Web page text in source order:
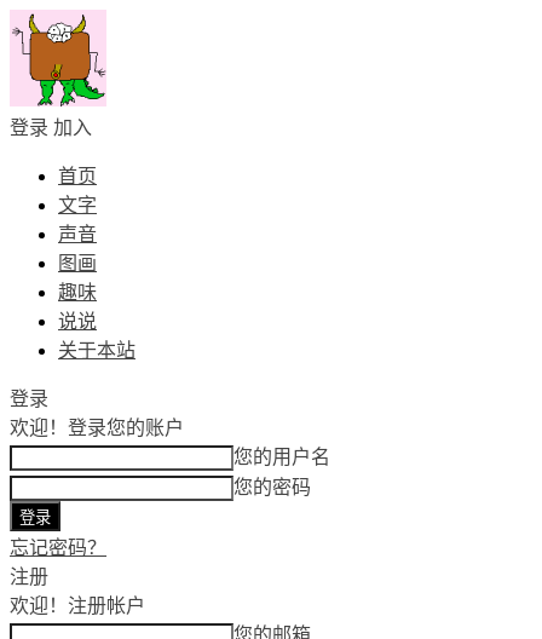
登录 加入
首页
文字
声音
图画
趣味
说说
关于本站
登录
欢迎！ 登录您的账户
您的用户名
您的密码
忘记密码？
注册
欢迎！ 注册帐户
您的邮箱